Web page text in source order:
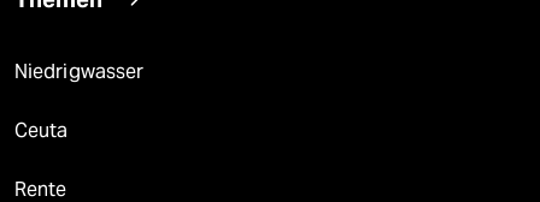
Niedrigwasser
Ceuta
Rente